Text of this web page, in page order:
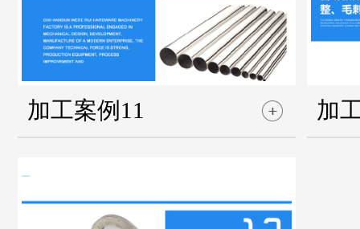
加工案例11 加